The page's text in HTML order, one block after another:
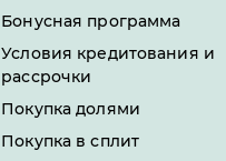
Бонусная программа
Условия кредитования и
рассрочки
Покупка долями
Покупка в сплит